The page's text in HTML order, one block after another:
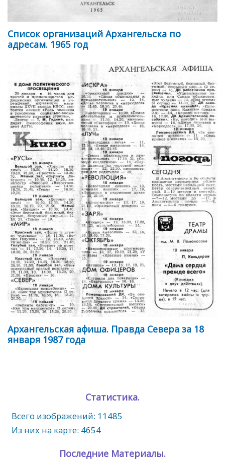
Список организаций Архангельска по
адресам. 1965 год
Архангельская афиша. Правда Севера за 18
января 1987 года
Статистика.
Всего изображений: 11485
Из них на карте: 4654
Последние Материалы.